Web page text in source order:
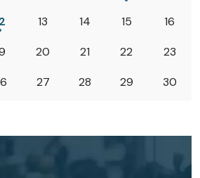
13 14 15 16
20 21 22 23
27 28 29 30